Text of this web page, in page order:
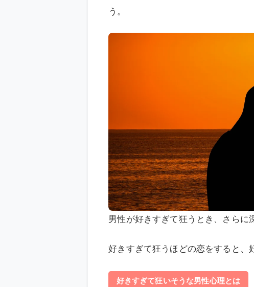
う。
男性が好きすぎて狂うとき、さらに
好きすぎて狂うほどの恋をすると、
好きすぎて狂いそうな男性心理とは